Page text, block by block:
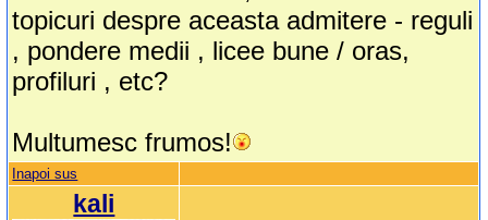
topicuri despre aceasta admitere - reguli
, pondere medii , licee bune / oras,
profiluri , etc?
Multumesc frumos!
Inapoi sus
kali